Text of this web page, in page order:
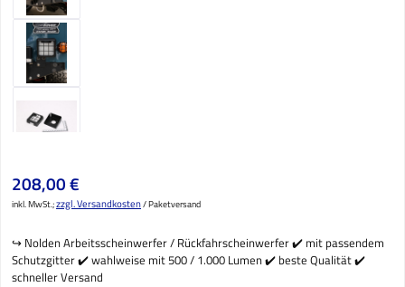
Regulärer Preis:
208,00 €
inkl. MwSt.;zzgl. Versandkosten/ Paketversand
↪️ Nolden Arbeitsscheinwerfer / Rückfahrscheinwerfer ✔️ mit passendem
Schutzgitter ✔️ wahlweise mit 500 / 1.000 Lumen ✔️ beste Qualität ✔️
schneller Versand